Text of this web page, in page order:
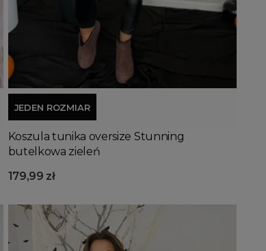
Dodaj do koszyka
JEDEN ROZMIAR
Koszula tunika oversize Stunning
butelkowa zieleń
179,99 zł